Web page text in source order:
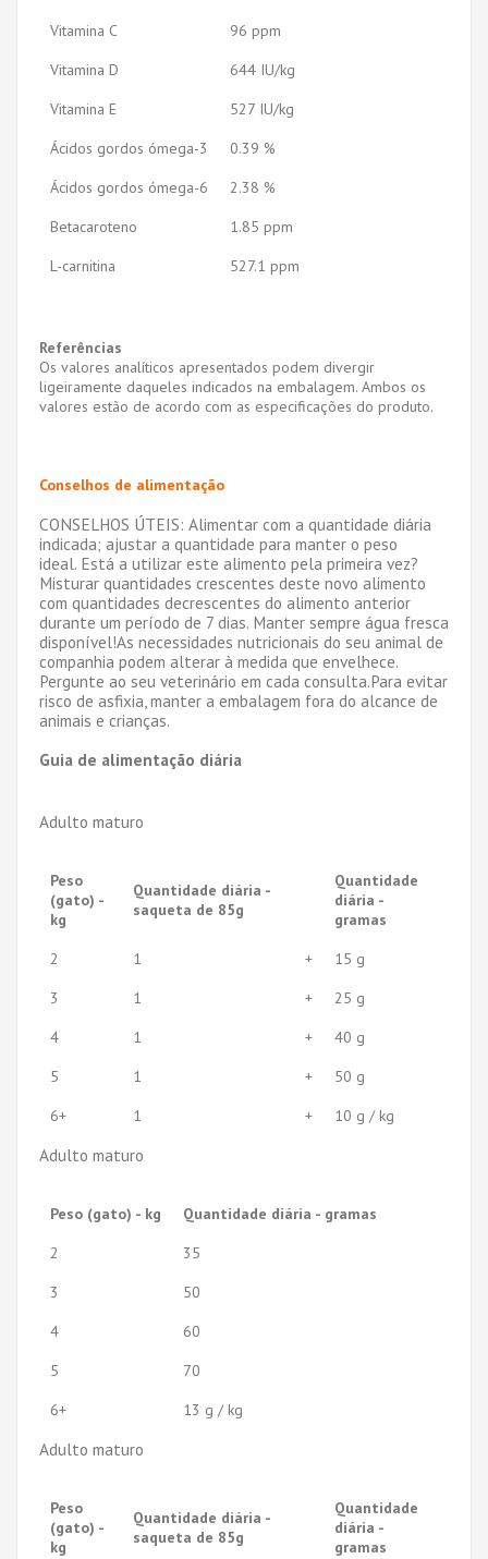
Vitamina C
96 ppm
Vitamina D
644 IU/kg
Vitamina E
527 IU/kg
Ácidos gordos ómega-3
0.39 %
Ácidos gordos ómega-6
2.38 %
Betacaroteno
1.85 ppm
L-carnitina
527.1 ppm
Referências
Os valores analíticos apresentados podem divergir
ligeiramente daqueles indicados na embalagem. Ambos os
valores estão de acordo com as especificações do produto.
Conselhos de alimentação
CONSELHOS ÚTEIS: Alimentar com a quantidade diária
indicada; ajustar a quantidade para manter o peso
ideal. Está a utilizar este alimento pela primeira vez?
Misturar quantidades crescentes deste novo alimento
com quantidades decrescentes do alimento anterior
durante um período de 7 dias. Manter sempre água fresca
disponível!As necessidades nutricionais do seu animal de
companhia podem alterar à medida que envelhece.
Pergunte ao seu veterinário em cada consulta.Para evitar
risco de asfixia, manter a embalagem fora do alcance de
animais e crianças.
Guia de alimentação diária
Adulto maturo
Peso
(gato) -
kg
Quantidade diária -
saqueta de 85g
Quantidade
diária -
gramas
2
1 +
15 g
3
1 +
25 g
4
1 +
40 g
5
1 +
50 g
6+
1 + 10 g / kg
Adulto maturo
Peso (gato) - kg
Quantidade diária - gramas
2
35
3
50
4
60
5
70
6+
13 g / kg
Adulto maturo
Peso
(gato) -
kg
Quantidade diária -
saqueta de 85g
Quantidade
diária -
gramas